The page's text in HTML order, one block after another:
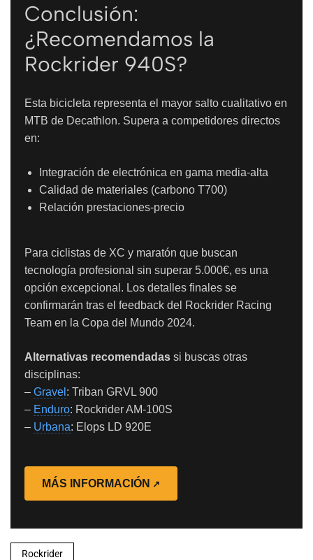
Conclusión:
¿Recomendamos la
Rockrider 940S?
Esta bicicleta representa el mayor salto cualitativo en
MTB de Decathlon. Supera a competidores directos
en:
Integración de electrónica en gama media-alta
Calidad de materiales (carbono T700)
Relación prestaciones-precio
Para ciclistas de XC y maratón que buscan
tecnología profesional sin superar 5.000€, es una
opción excepcional. Los detalles finales se
confirmarán tras el feedback del Rockrider Racing
Team en la Copa del Mundo 2024.
Alternativas recomendadas si buscas otras
disciplinas:
– Gravel : Triban GRVL 900
– Enduro: Rockrider AM-100S
– Urbana: Elops LD 920E
MÁS INFORMACIÓN
Rockrider